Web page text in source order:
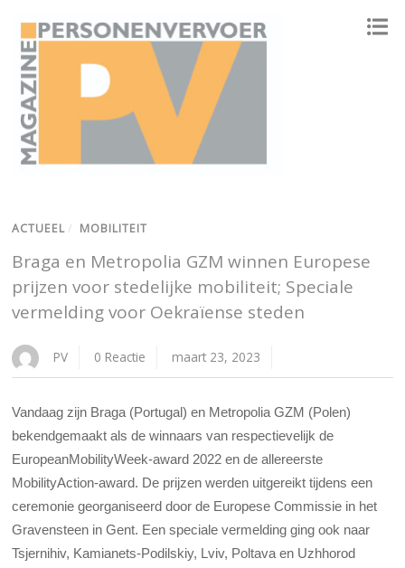
ACTUEEL / MOBILITEIT
Braga en Metropolia GZM winnen Europese
prijzen voor stedelijke mobiliteit; Speciale
vermelding voor Oekraïense steden
PV 0 Reactie maart 23, 2023
Vandaag zijn Braga (Portugal) en Metropolia GZM (Polen)
bekendgemaakt als de winnaars van respectievelijk de
EuropeanMobilityWeek-award 2022 en de allereerste
MobilityAction-award. De prijzen werden uitgereikt tijdens een
ceremonie georganiseerd door de Europese Commissie in het
Gravensteen in Gent. Een speciale vermelding ging ook naar
Tsjernihiv, Kamianets-Podilskiy, Lviv, Poltava en Uzhhorod